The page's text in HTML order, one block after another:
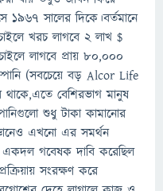
সালের দিকে।বর্তমানে
খরচ লাগবে ২ লাখ $
লাগবে প্রায় ৮০,০০০
(সবচেয়ে বড় Alcor Life
বেশিরভাগ মানুষ
শুধু টাকা কামানোর
এখনো এর সমর্থন
একদল গবেষক দাবি করেছিল
সংরক্ষণ করে